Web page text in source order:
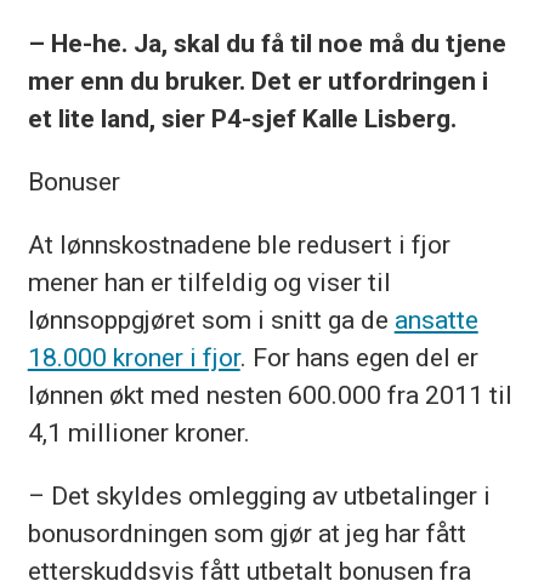
– He-he. Ja, skal du få til noe må du tjene
mer enn du bruker. Det er utfordringen i
et lite land, sier P4-sjef Kalle Lisberg.
Bonuser
At lønnskostnadene ble redusert i fjor
mener han er tilfeldig og viser til
lønnsoppgjøret som i snitt ga de ansatte
18.000 kroner i fjor. For hans egen del er
lønnen økt med nesten 600.000 fra 2011 til
4,1 millioner kroner.
– Det skyldes omlegging av utbetalinger i
bonusordningen som gjør at jeg har fått
etterskuddsvis fått utbetalt bonusen fra